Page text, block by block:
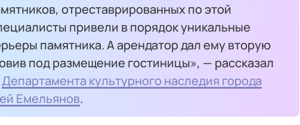
отреставрированных по этой
привели в порядок уникальные
памятника. А арендатор дал ему вторую
под размещение гостиницы», — рассказал
Департамента культурного наследия города
Емельянов.